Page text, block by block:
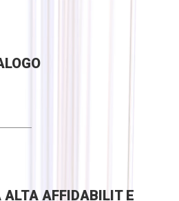
AFFIDABILIT E